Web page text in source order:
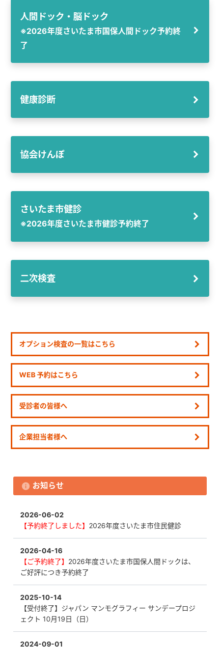
人間ドック・脳ドック
※2026年度さいたま市国保人間ドック予約終
了
健康診断
協会けんぽ
さいたま市健診
※2026年度さいたま市健診予約終了
二次検査
オプション検査の一覧はこちら
WEB 予約はこちら
受診者の皆様へ
企業担当者様へ
お知らせ
2026-06-02
【予約終了しました】 2026年度さいたま市住民健診
2026-04-16
【ご予約終了】 2026年度さいたま市国保人間ドックは、
ご好評につき予約終了
2025-10-14
【受付終了】ジャパン マンモグラフィー サンデープロジ
ェクト 10月19日（日）
2024-09-01